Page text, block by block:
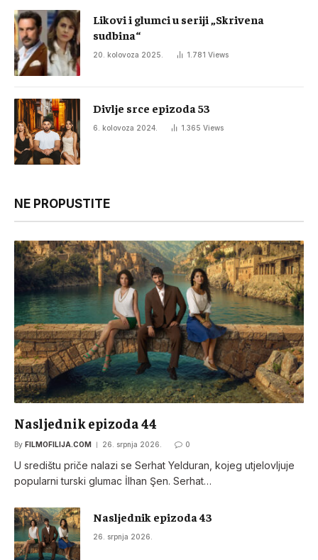
Likovi i glumci u seriji „Skrivena
sudbina“
20. kolovoza 2025. 1.781 Views
Divlje srce epizoda 53
6. kolovoza 2024. 1.365 Views
NE PROPUSTITE
Nasljednik epizoda 44
By FILMOFILIJA.COM 26. srpnja 2026. 0
U središtu priče nalazi se Serhat Yelduran, kojeg utjelovljuje
popularni turski glumac İlhan Şen. Serhat…
Nasljednik epizoda 43
26. srpnja 2026.